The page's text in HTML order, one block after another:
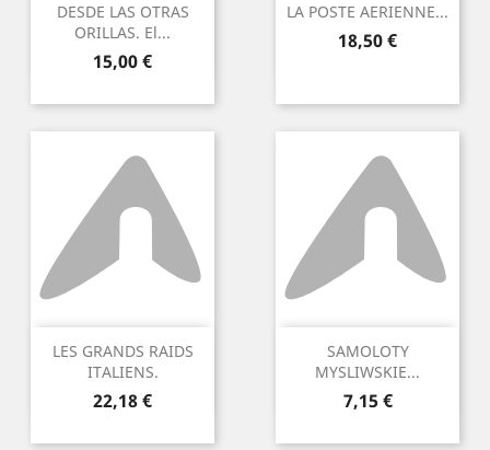
DESDE LAS OTRAS
ORILLAS. El...
Preu
15,00 €
LA POSTE AERIENNE...
Preu
18,50 €
LES GRANDS RAIDS
ITALIENS.
Preu
22,18 €
SAMOLOTY
MYSLIWSKIE...
Preu
7,15 €